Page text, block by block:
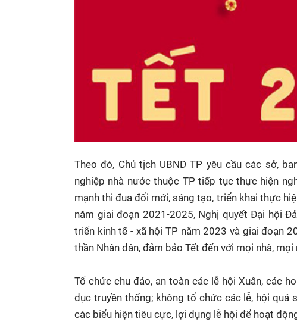
Các chương trình
Theo đó, Chủ tịch UBND TP yêu cầu các sở,
nghiệp nhà nước thuộc TP tiếp tục thực hiện
mạnh thi đua đổi mới, sáng tạo, triển khai thực
năm giai đoạn 2021-2025, Nghị quyết Đại hội
triển kinh tế - xã hội TP năm 2023 và giai đoạn
thần Nhân dân, đảm bảo Tết đến với mọi nhà, mọi
Tổ chức chu đáo, an toàn các lễ hội Xuân, các
dục truyền thống; không tổ chức các lễ, hội quá
các biểu hiện tiêu cực, lợi dụng lễ hội để hoạt